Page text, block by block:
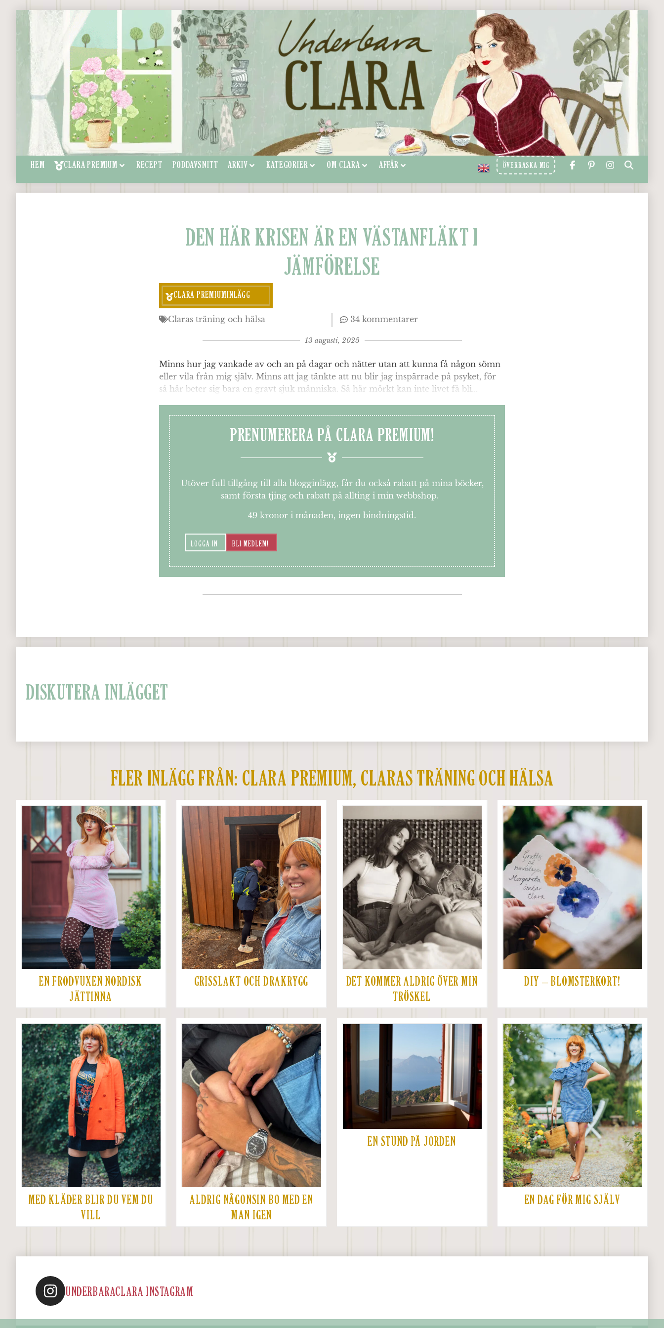
HEM CLARA PREMIUM RECEPT PODDAVSNITT ARKIV KATEGORIER OM CLARA AFFÄR ÖVERRASKA MIG
DEN HÄR KRISEN ÄR EN VÄSTANFLÄKT I
JÄMFÖRELSE
CLARA PREMIUMINLÄGG
Claras träning och hälsa 34 kommentarer
13 augusti, 2025
Minns hur jag vankade av och an på dagar och nätter utan att kunna få någon sömn
eller vila från mig själv. Minns att jag tänkte att nu blir jag inspärrade på psyket, för
så här beter sig bara en gravt sjuk människa. Så här mörkt kan inte livet få bli...
PRENUMERERA PÅ CLARA PREMIUM!
Utöver full tillgång till alla blogginlägg, får du också rabatt på mina böcker,
samt första tjing och rabatt på allting i min webbshop.
49 kronor i månaden, ingen bindningstid.
LOGGA IN BLI MEDLEM!
DISKUTERA INLÄGGET
FLER INLÄGG FRÅN: CLARA PREMIUM, CLARAS TRÄNING OCH HÄLSA
EN FRODVUXEN NORDISK
JÄTTINNA
GRISSLAKT OCH DRAKRYGG
DET KOMMER ALDRIG ÖVER MIN
TRÖSKEL
DIY – BLOMSTERKORT!
MED KLÄDER BLIR DU VEM DU
VILL
ALDRIG NÅGONSIN BO MED EN
MAN IGEN
EN STUND PÅ JORDEN
EN DAG FÖR MIG SJÄLV
UNDERBARACLARA INSTAGRAM